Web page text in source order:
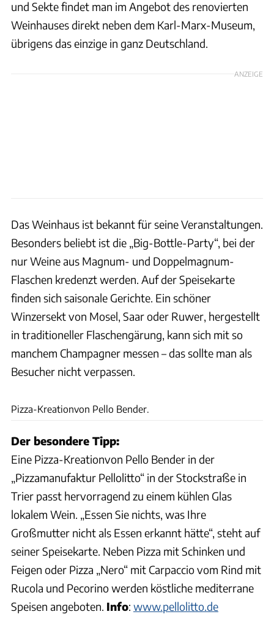
und Sekte findet man im Angebot des renovierten
Weinhauses direkt neben dem Karl-Marx-Museum,
übrigens das einzige in ganz Deutschland.
ANZEIGE
Das Weinhaus ist bekannt für seine Veranstaltungen.
Besonders beliebt ist die „Big-Bottle-Party“, bei der
nur Weine aus Magnum- und Doppelmagnum-
Flaschen kredenzt werden. Auf der Speisekarte
finden sich saisonale Gerichte. Ein schöner
Winzersekt von Mosel, Saar oder Ruwer, hergestellt
in traditioneller Flaschengärung, kann sich mit so
manchem Champagner messen – das sollte man als
Besucher nicht verpassen.
Pizza-Kreationvon Pello Bender.
Der besondere Tipp:
Eine Pizza-Kreationvon Pello Bender in der
„Pizzamanufaktur Pellolitto“ in der Stockstraße in
Trier passt hervorragend zu einem kühlen Glas
lokalem Wein. „Essen Sie nichts, was Ihre
Großmutter nicht als Essen erkannt hätte“, steht auf
seiner Speisekarte. Neben Pizza mit Schinken und
Feigen oder Pizza „Nero“ mit Carpaccio vom Rind mit
Rucola und Pecorino werden köstliche mediterrane
Speisen angeboten. Info: www.pellolitto.de